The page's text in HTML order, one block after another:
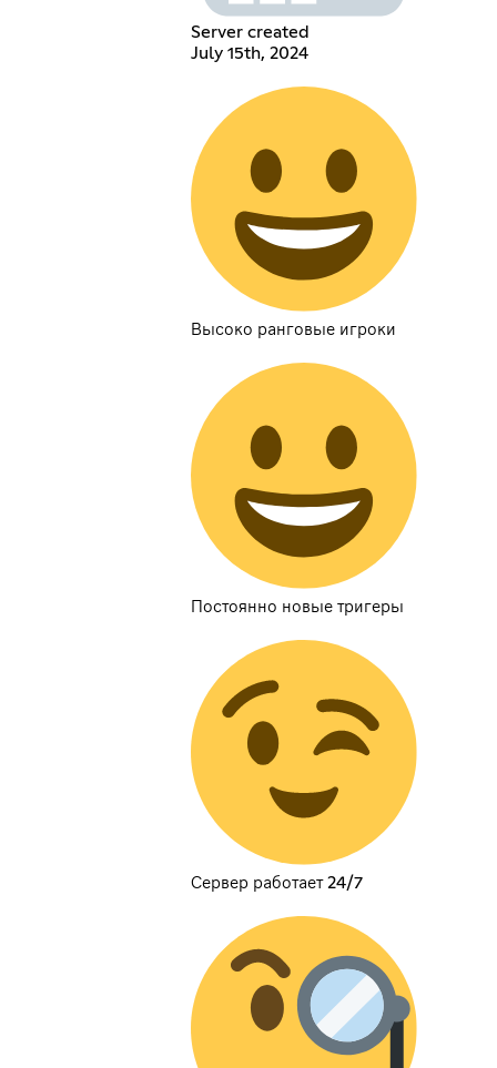
Server created
July 15th, 2024
Высоко ранговые игроки
Постоянно новые тригеры
Сервер работает 24/7